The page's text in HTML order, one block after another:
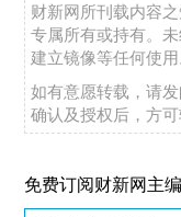
财新网所刊载内容
专属所有或持有。
建立镜像等任何使用
如有意愿转载，请
确认及授权后，方可
免费订阅财新网主